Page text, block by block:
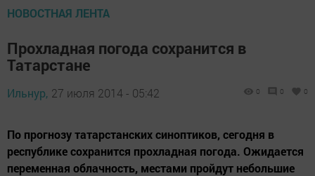
НОВОСТНАЯ ЛЕНТА
Прохладная погода сохранится в
Татарстане
Ильнур, 27 июля 2014 - 05:42 0 0 0
По прогнозу татарстанских синоптиков, сегодня в
республике сохранится прохладная погода. Ожидается
переменная облачность, местами пройдут небольшие